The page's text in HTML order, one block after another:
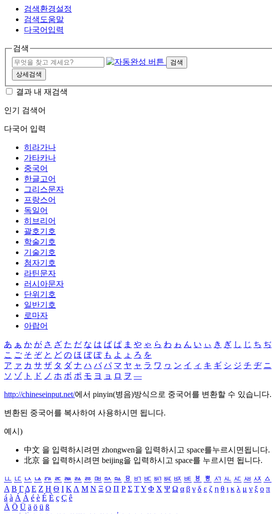
검색환경설정
검색도움말
다국어입력
검색
검색
상세검색
결과 내 재검색
인기 검색어
다국어 입력
히라가나
가타카나
중국어
한글고어
그리스문자
프랑스어
독일어
히브리어
괄호기호
학술기호
기술기호
첨자기호
라틴문자
러시아문자
단위기호
일반기호
로마자
아랍어
あ ぁ か が さ ざ た だ な は ば ぱ ま や ゃ ら わ ゎ ん い ぃ き ぎ し じ ち ぢ
こ ご そ ぞ と ど の ほ ぼ ぽ も よ ょ ろ を
ア ァ カ サ ザ タ ダ ナ ハ バ パ マ ヤ ャ ラ ワ ヮ ン イ ィ キ ギ シ ジ チ ヂ ニ
ソ ゾ ト ド ノ ホ ボ ポ モ ヨ ョ ロ ヲ ―
http://chineseinput.net/에서 pinyin(병음)방식으로 중국어를 변환할 수 있습니다.
변환된 중국어를 복사하여 사용하시면 됩니다.
예시)
中文 을 입력하시려면 zhongwen을 입력하시고 space를누르시면됩니다.
北京 을 입력하시려면 beijing을 입력하시고 space를 누르시면 됩니다.
ㅥ ㅦ ㅧ ㅨ ㅩ ㅪ ㅫ ㅬ ㅭ ㅮ ㅯ ㅰ ㅱ ㅲ ㅳ ㅴ ㅵ ㅶ ㅷ ㅸ ㅹ ㅺ ㅻ ㅼ ㅽ ㅾ ㅿ
Α Β ΓΔ Ε Ζ Η Θ Ι ΚΛ Μ Ν Ξ Ο Π Ρ Σ ΤΥ Φ Χ Ψ Ω α β γ δ ε ζ η θ ι κ λ μ ν ξ ο π
á à Á À é è É È ç Ç ê
Ä Ö Ü ä ö ü ß